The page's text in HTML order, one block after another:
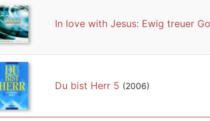
In love with Jesus: Ewig treuer
Du bist Herr 5 (2006)